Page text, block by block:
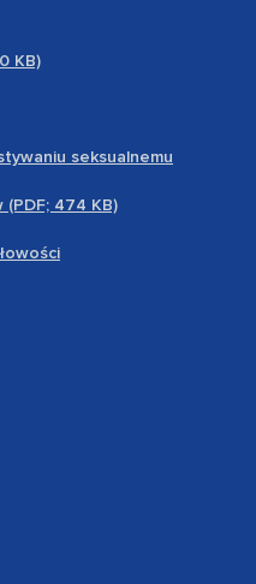
KB)
seksualnemu
474 KB)